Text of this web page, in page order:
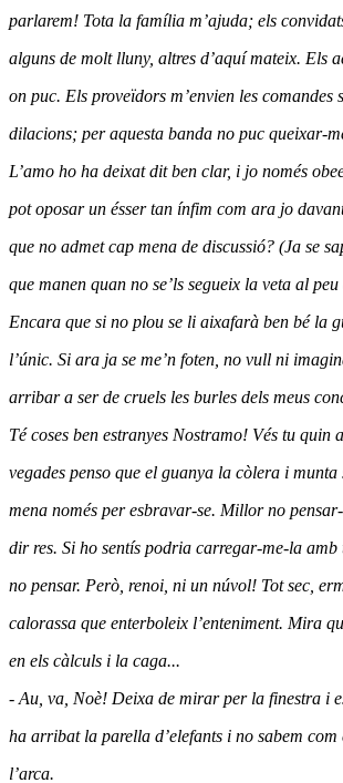
parlarem! Tota la família m’ajuda; els
alguns de molt lluny, altres d’aquí mateix. Els
on puc. Els proveïdors m’envien les comandes
dilacions; per aquesta banda no puc queixar-
L’amo ho ha deixat dit ben clar, i jo només
pot oposar un ésser tan ínfim com ara jo
que no admet cap mena de discussió? (Ja se
que manen quan no se’ls segueix la veta al
Encara que si no plou se li aixafarà ben bé la
l’únic. Si ara ja se me’n foten, no vull ni
arribar a ser de cruels les burles dels meus
Té coses ben estranyes Nostramo! Vés tu quin
vegades penso que el guanya la còlera i munta
mena només per esbravar-se. Millor no
dir res. Si ho sentís podria carregar-me-la
no pensar. Però, renoi, ni un núvol! Tot sec,
calorassa que enterboleix l’enteniment. Mira
en els càlculs i la caga...
- Au, va, Noè! Deixa de mirar per la finestra i
ha arribat la parella d’elefants i no sabem
l’arca.